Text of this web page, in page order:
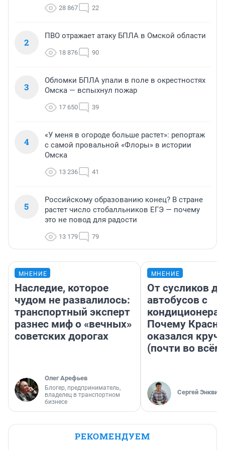
28 867 22
2
ПВО отражает атаку БПЛА в Омской области
18 876 90
3
Обломки БПЛА упали в поле в окрестностях
Омска — вспыхнул пожар
17 650 39
4
«У меня в огороде больше растет»: репортаж
с самой провальной «Флоры» в истории
Омска
13 236 41
5
Российскому образованию конец? В стране
растет число стобалльников ЕГЭ — почему
это не повод для радости
13 179 79
МНЕНИЕ
Наследие, которое
чудом не развалилось:
транспортный эксперт
разнес миф о «вечных»
советских дорогах
Олег Арефьев
Блогер, предприниматель,
владелец в транспортном
бизнесе
МНЕНИЕ
От сусликов до
автобусов с
Почему
оказался
(почти во
Сергей Энквист
РЕКОМЕНДУЕМ